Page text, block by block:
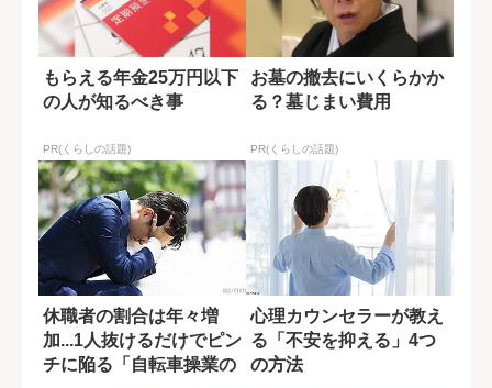
もらえる年金25万円以下
の人が知るべき事
PR(くらしの話題)
お墓の撤去にいくらかか
る？墓じまい費用
PR(くらしの話題)
休職者の割合は年々増
加...1人抜けるだけでピン
チに陥る「自転車操業の
心理カウンセラーが教え
る「不安を抑える」4つ
の方法